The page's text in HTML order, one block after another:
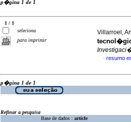
p�gina 1 de 1
1 / 1
seleciona
para imprimir
Villarroel,
· resumo
p�gina 1 de 1
Refinar a pesquisa
Base de dados : article